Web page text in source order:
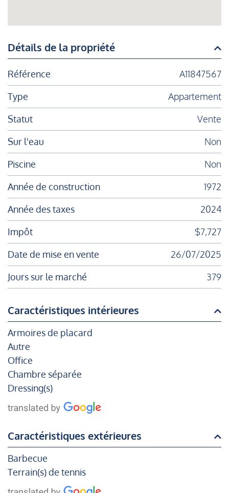
Détails de la propriété
Référence
A11847567
Type
Appartement
Statut
Vente
Sur l'eau
Non
Piscine
Non
Année de construction
1972
Année des taxes
2024
Impôt
$7,727
Date de mise en vente
26/07/2025
Jours sur le marché
379
Caractéristiques intérieures
Armoires de placard
Autre
Office
Chambre séparée
Dressing(s)
Caractéristiques extérieures
Barbecue
Terrain(s) de tennis